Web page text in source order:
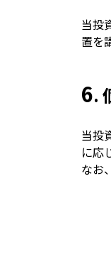
当投
置を
6.
当投
に応
なお